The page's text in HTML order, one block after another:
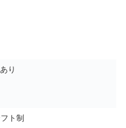
り
ト制